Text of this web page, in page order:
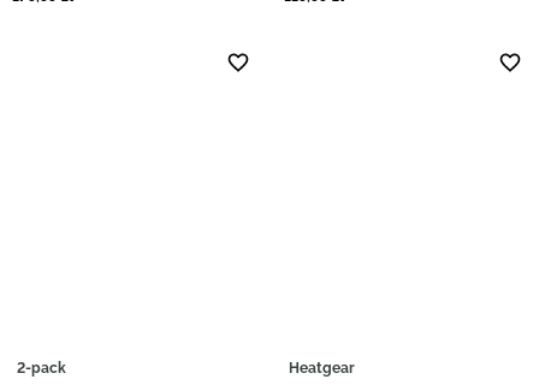
2-pack Heatgear